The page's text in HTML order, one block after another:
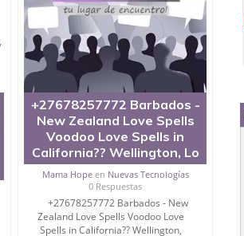
+27678257772 Barbados -
New Zealand Love Spells
Voodoo Love Spells in
California?? Wellington, Lo
Mama Hopeen Nuevas Tecnologías
0 Respuestas
+27678257772 Barbados - New
Zealand Love Spells Voodoo Love
Spells in California?? Wellington,